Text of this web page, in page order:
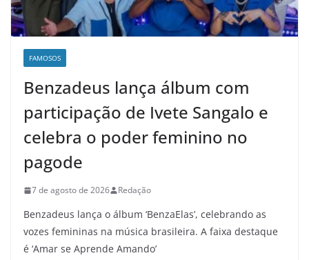
FAMOSOS
Benzadeus lança álbum com
participação de Ivete Sangalo e
celebra o poder feminino no
pagode
7 de agosto de 2026 Redação
Benzadeus lança o álbum ‘BenzaElas’, celebrando as
vozes femininas na música brasileira. A faixa destaque
é ‘Amar se Aprende Amando’